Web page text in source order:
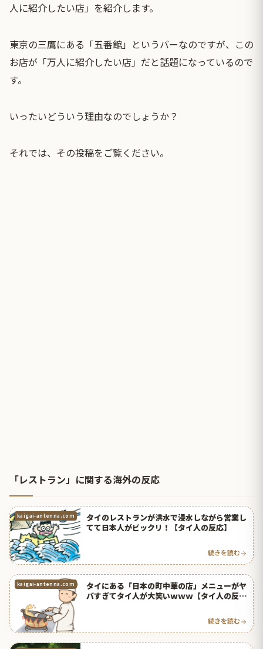
人に紹介したい店」を紹介します。
東京の三鷹にある「五番館」というバーなのですが、この
お店が「万人に紹介したい店」だと話題になっているので
す。
いったいどういう理由なのでしょうか？
それでは、その投稿をご覧ください。
「レストラン」に関する海外の反応
kaigai-antenna.com
タイのレストランが洪水で浸水しながら営業し
てて日本人がビックリ！【タイ人の反応】
続きを読む
kaigai-antenna.com
タイにある「日本の町中華の店」メニューがヤ
バすぎてタイ人が大笑いｗｗｗ【タイ人の反
続きを読む